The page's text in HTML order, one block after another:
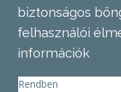
biztonságos
felhasználói
információk
Rendben